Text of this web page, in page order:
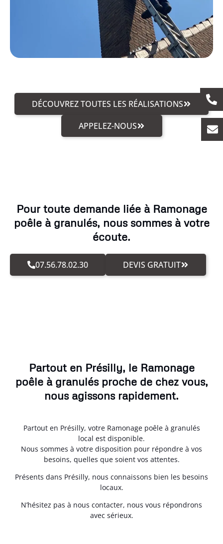
DÉCOUVREZ TOUTES LES RÉALISATIONS
APPELEZ-NOUS
Pour toute demande liée à Ramonage
poêle à granulés, nous sommes à votre
écoute.
07.56.78.02.30 DEVIS GRATUIT
Partout en Présilly, le Ramonage
poêle à granulés proche de chez vous,
nous agissons rapidement.
Partout en Présilly, votre Ramonage poêle à granulés
local est disponible.
Nous sommes à votre disposition pour répondre à vos
besoins, quelles que soient vos attentes.
Présents dans Présilly, nous connaissons bien les besoins
locaux.
N’hésitez pas à nous contacter, nous vous répondrons
avec sérieux.